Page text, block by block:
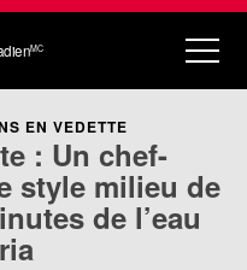
MC
EN VEDETTE
: Un chef-
style milieu de
de l’eau